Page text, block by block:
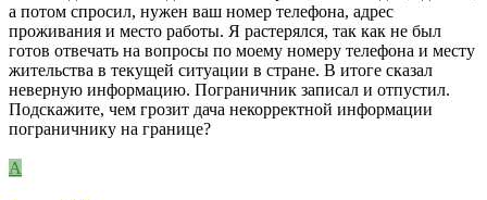
а потом спросил, нужен ваш номер телефона, адрес
проживания и место работы. Я растерялся, так как не был
готов отвечать на вопросы по моему номеру телефона и месту
жительства в текущей ситуации в стране. В итоге сказал
неверную информацию. Пограничник записал и отпустил.
Подскажите, чем грозит дача некорректной информации
пограничнику на границе?
А